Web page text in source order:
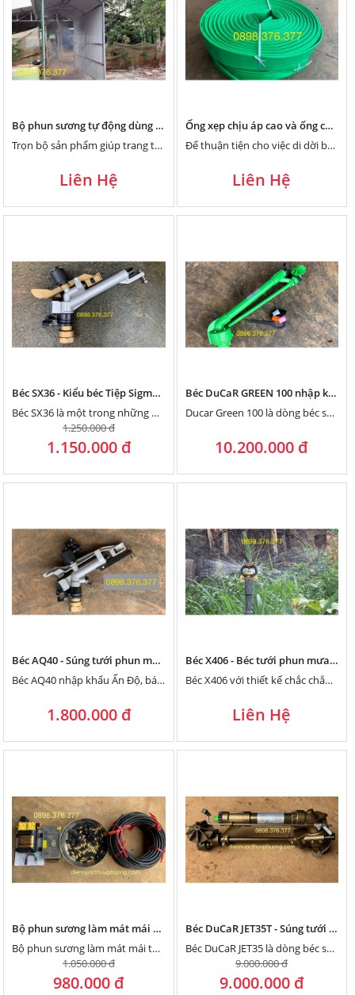
Bộ phun sương tự động dùng khử trùng trang trại heo, lợn - Có gắn cảm biến người và xe qua lại
Trọn bộ sản phẩm giúp trang trại heo, lợn khử trùng sát khuẩn trang trại hoàn toàn tự động bằng...
Liên Hệ
Ống xẹp chịu áp cao và ống cứu hỏa chuyên ép béc súng tưới phun mưa diện rộng
Để thuận tiện cho việc di dời béc trong quá trình tưới cây, bà con có thể dùng ống xẹp,...
Liên Hệ
Béc SX36 - Kiểu béc Tiệp Sigma thế hệ mới có xé tia bằng núm vặn
Béc SX36 là một trong những dòng béc tưới X, kiểu Tiệp Khắc thế hệ mới, có núm chỉnh xé...
1.250.000 đ
1.150.000 đ
Béc DuCaR GREEN 100 nhập khẩu Thổ Nhĩ Kỳ
Ducar Green 100 là dòng béc súng bán kính lớn lên tới 50 mét. Nhập khẩu chính hãng từ Thổ...
10.200.000 đ
Béc AQ40 - Súng tưới phun mưa nhập Khẩu Ấn Độ
Béc AQ40 nhập khẩu Ấn Độ, bán kính tưới 25 mét.
1.800.000 đ
Béc X406 - Béc tưới phun mưa hạt nhỏ, đều từ trong ra ngoài
Béc X406 với thiết kế chắc chắn và đơn giản nhưng lại đạt hiệu quả tưới phun mưa hạt nhỏ,...
Liên Hệ
Bộ phun sương làm mát mái tôn 100m2
Bộ phun sương làm mát mái tôn cho diện tích 100m2, giúp giải nhiệt cho ngôi nhà bạn, tiết kiệm...
1.050.000 đ
980.000 đ
Béc DuCaR JET35T - Súng tưới phun mưa bán kính 38 mét của Thổ Nhĩ Kỳ chuyên dùng cho nước bẩn
Béc DuCaR JET35 là dòng béc súng tưới phun mưa bán kính tới 38 mét của Thổ Nhĩ Kỳ chuyên...
9.000.000 đ
9.000.000 đ